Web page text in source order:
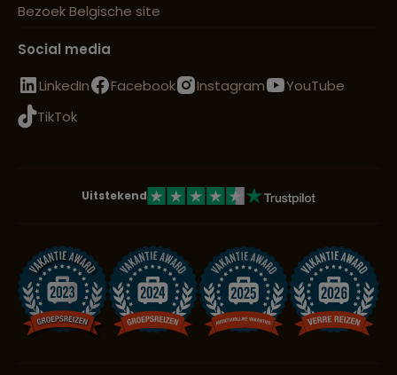
Bezoek Belgische site
Social media
LinkedIn
Facebook Instagram
YouTube
TikTok
Uitstekend